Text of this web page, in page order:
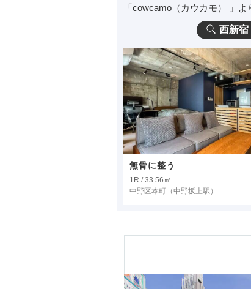
「cowcamo（カウカモ） 」よ
西新宿
無骨に整う
1R / 33.56㎡
中野区本町 （中野坂上駅）